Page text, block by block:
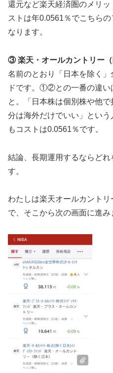
還元など楽天経済圏のメリ
ストは年0.0561％でこちら
なります。
③ 楽天・オールカントリー（
名前のとおり「日本を除く
ドです。①②との一番の違い
と。「日本株は個別株や他
分は海外だけでいい」とい
もコストは0.0561％です。
結論、長期運用するならど
す。
わたしは楽天オールカント
で、そこから次の画面に進み